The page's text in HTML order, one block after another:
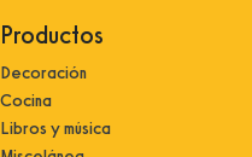
Productos
Decoración
Cocina
Libros y música